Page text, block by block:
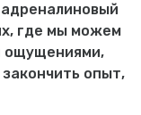
где мы можем
ощущениями,
опыт,